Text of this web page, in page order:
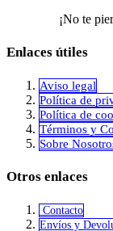
¡No te
Enlaces útiles
Aviso legal
Política de
​Política de
Términos y
Sobre
Otros enlaces
Contacto
Envíos y